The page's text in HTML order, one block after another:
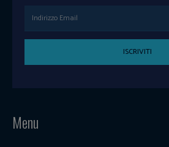
ISCRIVITI
Menu